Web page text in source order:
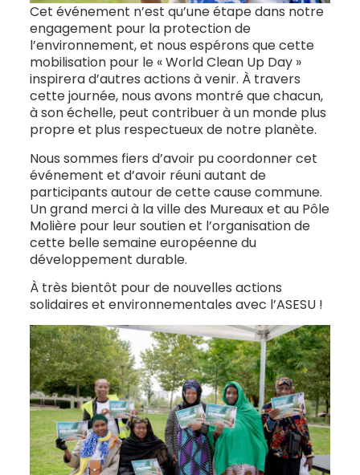
Cet événement n’est qu’une étape dans notre
engagement pour la protection de
l’environnement, et nous espérons que cette
mobilisation pour le « World Clean Up Day »
inspirera d’autres actions à venir. À travers
cette journée, nous avons montré que chacun,
à son échelle, peut contribuer à un monde plus
propre et plus respectueux de notre planète.
Nous sommes fiers d’avoir pu coordonner cet
événement et d’avoir réuni autant de
participants autour de cette cause commune.
Un grand merci à la ville des Mureaux et au Pôle
Molière pour leur soutien et l’organisation de
cette belle semaine européenne du
développement durable.
À très bientôt pour de nouvelles actions
solidaires et environnementales avec l’ASESU !